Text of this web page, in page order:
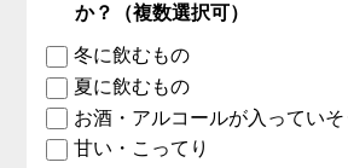
か？（複数選択可）
冬に飲むもの
夏に飲むもの
お酒・アルコールが入っていそ
甘い・こってり